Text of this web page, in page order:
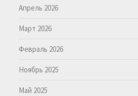
Апрель 2026
Март 2026
Февраль 2026
Ноябрь 2025
Май 2025